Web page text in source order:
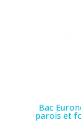
Bac
parois et